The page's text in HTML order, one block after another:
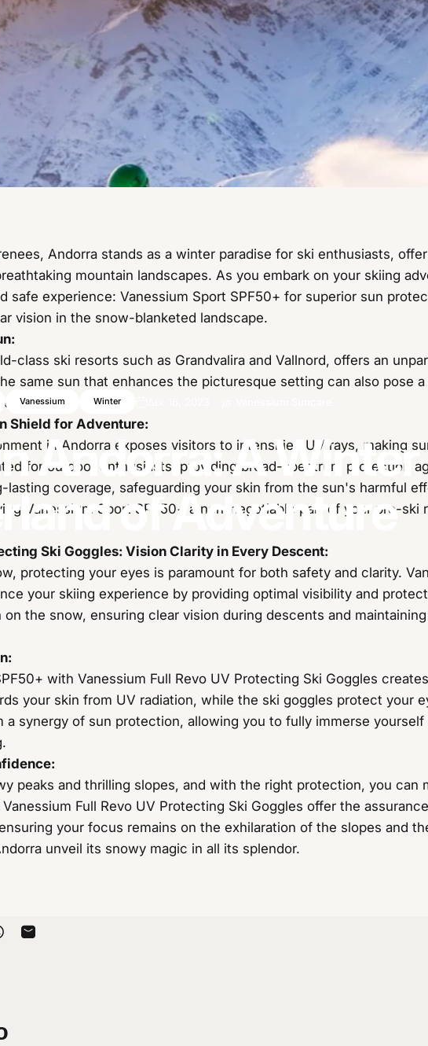
Vanessium Winter
Andorra:AWinter
ofAdventure
Andorra stands as a winter paradise for ski enthusiasts,
mountain landscapes. As you embark on your skiing
safe experience: Vanessium Sport SPF50+ for superior sun
vision in the snow-blanketed landscape.
class ski resorts such as Grandvalira and Vallnord, offers an
same sun that enhances the picturesque setting can also pose
into play.
Shield for Adventure:
in Andorra exposes visitors to intensified UV rays, making
for outdoor enthusiasts, providing broad-spectrum protection
lasting coverage, safeguarding your skin from the sun's harmful
Vanessium Sport SPF50+ a non-negotiable part of your pre-
Ski Goggles: Vision Clarity in Every Descent:
protecting your eyes is paramount for both safety and clarity.
your skiing experience by providing optimal visibility and
the snow, ensuring clear vision during descents and
with Vanessium Full Revo UV Protecting Ski Goggles
your skin from UV radiation, while the ski goggles protect your
a synergy of sun protection, allowing you to fully immerse
peaks and thrilling slopes, and with the right protection, you can
Full Revo UV Protecting Ski Goggles offer the
your focus remains on the exhilaration of the slopes and
unveil its snowy magic in all its splendor.
Pinterest
στο Telegram
το στο WhatsApp
Κοινή χρήση μέσω email